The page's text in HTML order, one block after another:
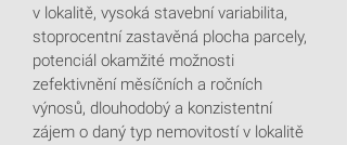
v lokalitě, vysoká stavební variabilita,
stoprocentní zastavěná plocha parcely,
potenciál okamžité možnosti
zefektivnění měsíčních a ročních
výnosů, dlouhodobý a konzistentní
zájem o daný typ nemovitostí v lokalitě